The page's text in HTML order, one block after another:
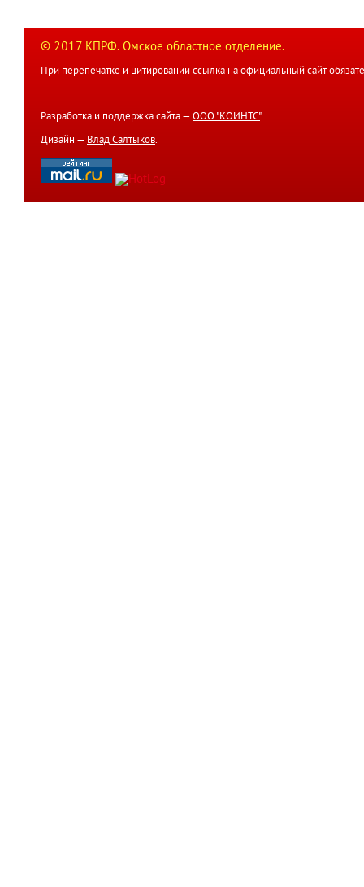
© 2017 КПРФ. Омское областное отделение.
При перепечатке и цитировании ссылка на официальный сайт
Разработка и поддержка сайта — ООО "КОИНТС".
Дизайн — Влад Салтыков.